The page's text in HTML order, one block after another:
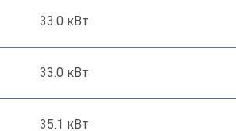
33.0 кВт
33.0 кВт
35.1 кВт